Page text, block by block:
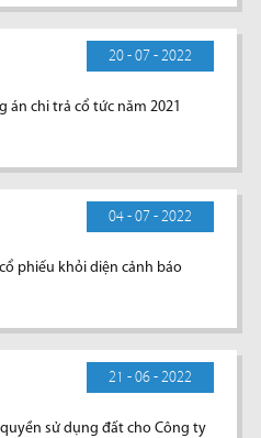
20 - 07 - 2022
án chi trả cổ tức năm 2021
04 - 07 - 2022
phiếu khỏi diện cảnh báo
21 - 06 - 2022
sử dụng đất cho Công ty